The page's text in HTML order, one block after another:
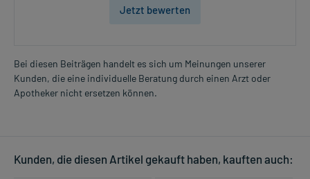
Jetzt bewerten
Bei diesen Beiträgen handelt es sich um Meinungen unserer
Kunden, die eine individuelle Beratung durch einen Arzt oder
Apotheker nicht ersetzen können.
Kunden, die diesen Artikel gekauft haben, kauften auch: